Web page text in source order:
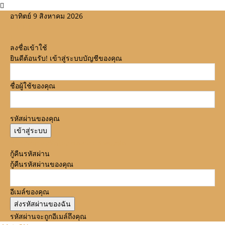
อาทิตย์ 9 สิงหาคม 2026
ลงชื่อเข้าใช้
ยินดีต้อนรับ! เข้าสู่ระบบบัญชีของคุณ
ชื่อผู้ใช้ของคุณ
รหัสผ่านของคุณ
กู้คืนรหัสผ่าน
กู้คืนรหัสผ่านของคุณ
อีเมล์ของคุณ
รหัสผ่านจะถูกอีเมล์ถึงคุณ